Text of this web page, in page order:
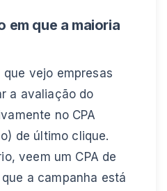
em que a maioria
vejo empresas
a avaliação do
no CPA
de último clique.
veem um CPA de
a campanha está